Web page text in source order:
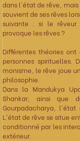
dans l'état de rêve,
souvient de ses rêves
suivante : si le
provoque les rêves ?
Différentes théories
personnes spirituelles.
monisme, le rêve joue
philosophie.
Dans la Mandukya
Shankar, ainsi que
Gourpadacharya,
L'état de rêve se situe
conditionné par les
extérieur.